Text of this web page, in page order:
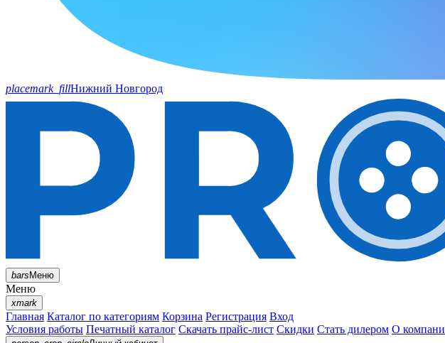
placemark_fillНижний Новгород
barsМеню
Меню
xmark
Главная Каталог по категориям Корзина Регистрация Вход
Условия работы Печатный каталог Скачать прайс-лист Скидки Стать дилером О